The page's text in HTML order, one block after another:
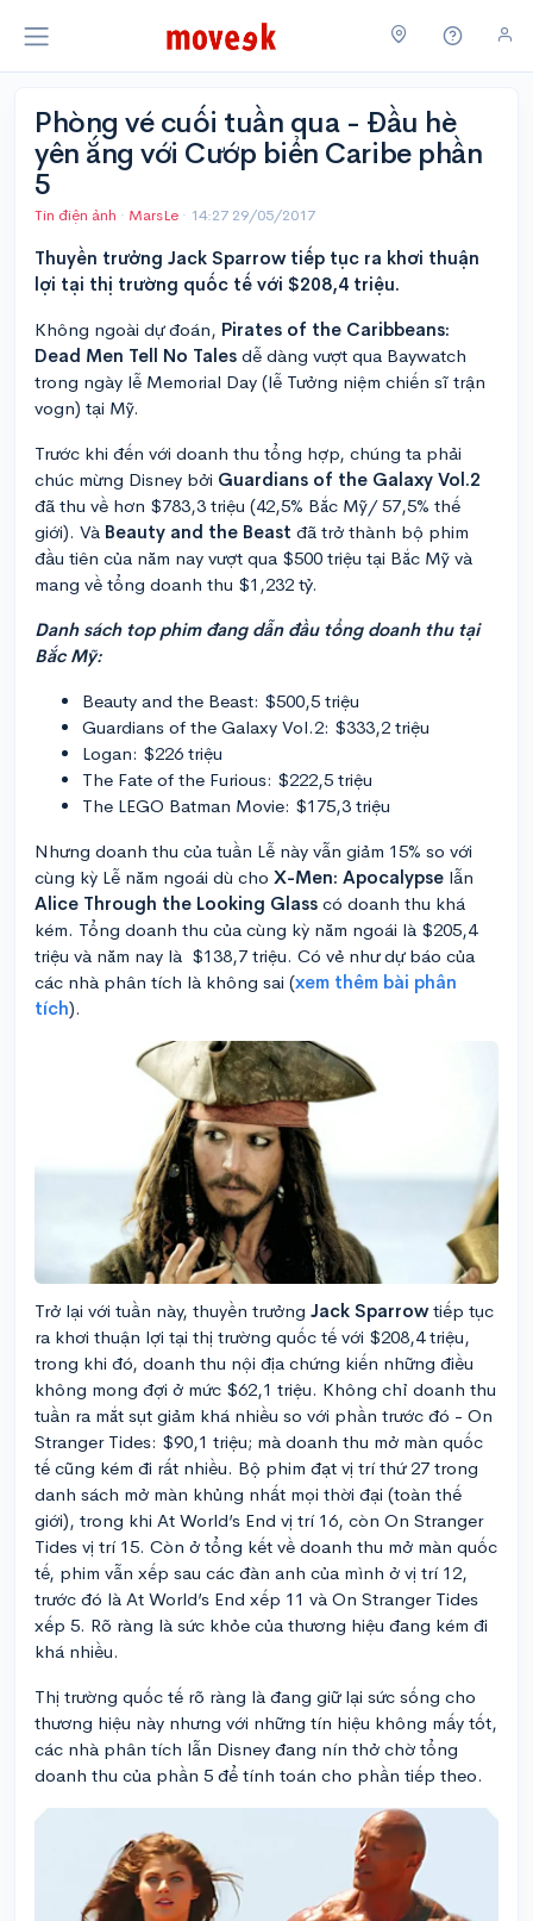
Phòng vé cuối tuần qua - Đầu hè
yên ắng với Cướp biển Caribe phần
5
Tin điện ảnh · MarsLe · 14:27 29/05/2017
Thuyền trưởng Jack Sparrow tiếp tục ra khơi thuận
lợi tại thị trường quốc tế với $208,4 triệu.
Không ngoài dự đoán, Pirates of the Caribbeans:
Dead Men Tell No Tales dễ dàng vượt qua Baywatch
trong ngày lễ Memorial Day (lễ Tưởng niệm chiến sĩ trận
vogn) tại Mỹ.
Trước khi đến với doanh thu tổng hợp, chúng ta phải
chúc mừng Disney bởi Guardians of the Galaxy Vol.2
đã thu về hơn $783,3 triệu (42,5% Bắc Mỹ/ 57,5% thế
giới). Và Beauty and the Beast đã trở thành bộ phim
đầu tiên của năm nay vượt qua $500 triệu tại Bắc Mỹ và
mang về tổng doanh thu $1,232 tỷ.
Danh sách top phim đang dẫn đầu tổng doanh thu tại
Bắc Mỹ:
Beauty and the Beast: $500,5 triệu
Guardians of the Galaxy Vol.2: $333,2 triệu
Logan: $226 triệu
The Fate of the Furious: $222,5 triệu
The LEGO Batman Movie: $175,3 triệu
Nhưng doanh thu của tuần Lễ này vẫn giảm 15% so với
cùng kỳ Lễ năm ngoái dù cho X-Men: Apocalypse lẫn
Alice Through the Looking Glass có doanh thu khá
kém. Tổng doanh thu của cùng kỳ năm ngoái là $205,4
triệu và năm nay là $138,7 triệu. Có vẻ như dự báo của
các nhà phân tích là không sai (xem thêm bài phân
tích).
Trở lại với tuần này, thuyền trưởng Jack Sparrowtiếp tục
ra khơi thuận lợi tại thị trường quốc tế với $208,4 triệu,
trong khi đó, doanh thu nội địa chứng kiến những điều
không mong đợi ở mức $62,1 triệu. Không chỉ doanh thu
tuần ra mắt sụt giảm khá nhiều so với phần trước đó - On
Stranger Tides: $90,1 triệu; mà doanh thu mở màn quốc
tế cũng kém đi rất nhiều. Bộ phim đạt vị trí thứ 27 trong
danh sách mở màn khủng nhất mọi thời đại (toàn thế
giới), trong khi At World’s End vị trí 16, còn On Stranger
Tides vị trí 15. Còn ở tổng kết về doanh thu mở màn quốc
tế, phim vẫn xếp sau các đàn anh của mình ở vị trí 12,
trước đó là At World’s End xếp 11 và On Stranger Tides
xếp 5. Rõ ràng là sức khỏe của thương hiệu đang kém đi
khá nhiều.
Thị trường quốc tế rõ ràng là đang giữ lại sức sống cho
thương hiệu này nhưng với những tín hiệu không mấy tốt,
các nhà phân tích lẫn Disney đang nín thở chờ tổng
doanh thu của phần 5 để tính toán cho phần tiếp theo.